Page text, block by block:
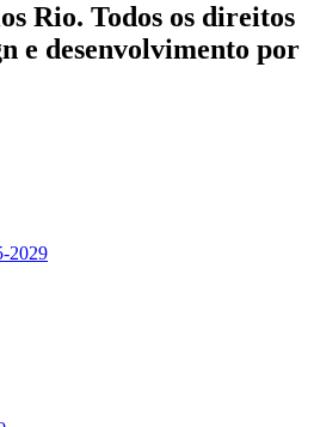
Rio. Todos os direitos
e desenvolvimento por
2029